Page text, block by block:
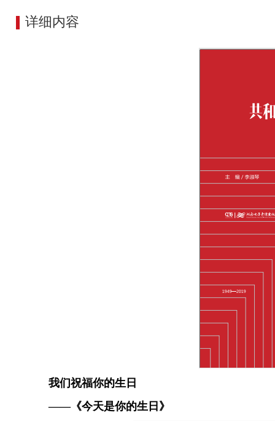
详细内容
我们祝福你的生日
——《今天是你的生日》